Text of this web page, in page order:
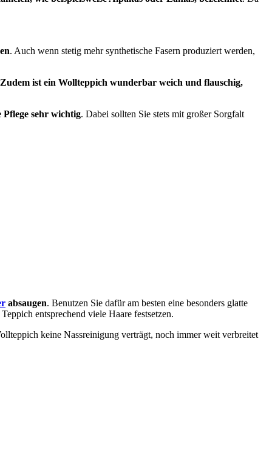
. Auch wenn stetig mehr synthetische Fasern produziert werden,
Zudem ist ein Wollteppich wunderbar weich und flauschig,
Pflege sehr wichtig. Dabei sollten Sie stets mit großer Sorgfalt
absaugen. Benutzen Sie dafür am besten eine besonders glatte
entsprechend viele Haare festsetzen.
keine Nassreinigung verträgt, noch immer weit verbreitet